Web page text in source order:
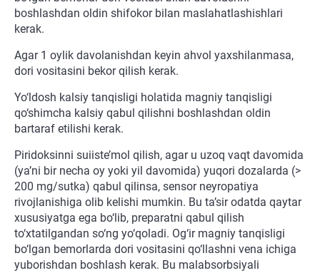
boshlashdan oldin shifokor bilan maslahatlashishlari
kerak.
Agar 1 oylik davolanishdan keyin ahvol yaxshilanmasa,
dori vositasini bekor qilish kerak.
Yo‘ldosh kalsiy tanqisligi holatida magniy tanqisligi
qo‘shimcha kalsiy qabul qilishni boshlashdan oldin
bartaraf etilishi kerak.
Piridoksinni suiiste’mol qilish, agar u uzoq vaqt davomida
(ya’ni bir necha oy yoki yil davomida) yuqori dozalarda (>
200 mg/sutka) qabul qilinsa, sensor neyropatiya
rivojlanishiga olib kelishi mumkin. Bu ta’sir odatda qaytar
xususiyatga ega bo‘lib, preparatni qabul qilish
to‘xtatilgandan so‘ng yo‘qoladi. Og‘ir magniy tanqisligi
bo‘lgan bemorlarda dori vositasini qo‘llashni vena ichiga
yuborishdan boshlash kerak. Bu malabsorbsiyali